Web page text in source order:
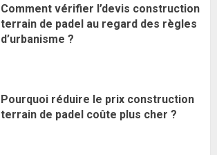
Comment vérifier l’devis construction
terrain de padel au regard des règles
d’urbanisme ?
Pourquoi réduire le prix construction
terrain de padel coûte plus cher ?